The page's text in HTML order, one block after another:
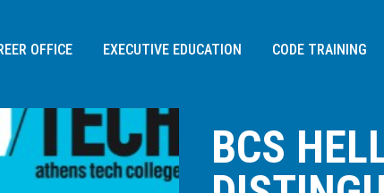
OFFICE EXECUTIVE EDUCATION CODE TRAINING
BCS